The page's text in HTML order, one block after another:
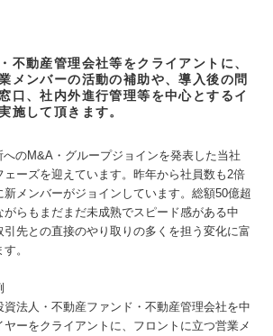
不動産管理会社等をクライアントに、
メンバーの活動の補助や、導入後の問
口、社内外進行管理等を中心とするイ
施して頂きます。
のM&A・グループジョインを発表した当社
ェーズを迎えています。昨年から社員数も2倍
メンバーがジョインしています。総額50億超
らもまだまだ未成熟でスピード感がある中
先との直接のやり取りの多くを担う変化に富
。
資法人・不動産ファンド・不動産管理会社を中
ーをクライアントに、フロントに立つ営業メ